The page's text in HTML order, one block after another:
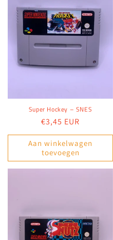
Super Hockey – SNES
Normale
prijs
€3,45 EUR
Aan winkelwagen
toevoegen